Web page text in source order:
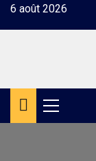
Skip6 août 2026
Primary
Menu